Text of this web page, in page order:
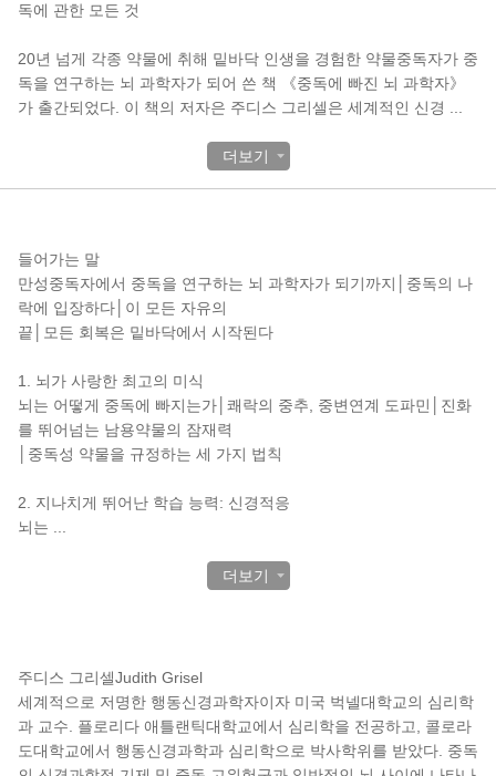
독에 관한 모든 것
20년 넘게 각종 약물에 취해 밑바닥 인생을 경험한 약물중독자가 중
독을 연구하는 뇌 과학자가 되어 쓴 책 《중독에 빠진 뇌 과학자》
가 출간되었다. 이 책의 저자은 주디스 그리셀은 세계적인 신경
더보기
들어가는 말
만성중독자에서 중독을 연구하는 뇌 과학자가 되기까지│중독의 나
락에 입장하다│이 모든 자유의
끝│모든 회복은 밑바닥에서 시작된다
1. 뇌가 사랑한 최고의 미식
뇌는 어떻게 중독에 빠지는가│쾌락의 중추, 중변연계 도파민│진화
를 뛰어넘는 남용약물의 잠재력
│중독성 약물을 규정하는 세 가지 법칙
2. 지나치게 뛰어난 학습 능력: 신경적응
뇌는
더보기
주디스 그리셀Judith Grisel
세계적으로 저명한 행동신경과학자이자 미국 벅넬대학교의 심리학
과 교수. 플로리다 애틀랜틱대학교에서 심리학을 전공하고, 콜로라
도대학교에서 행동신경과학과 심리학으로 박사학위를 받았다. 중독